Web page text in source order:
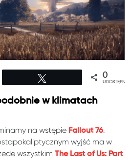
0
w klimatach
na wstępie Fallout 76.
wyjść ma w
wszystkimThe Last of Us: Part